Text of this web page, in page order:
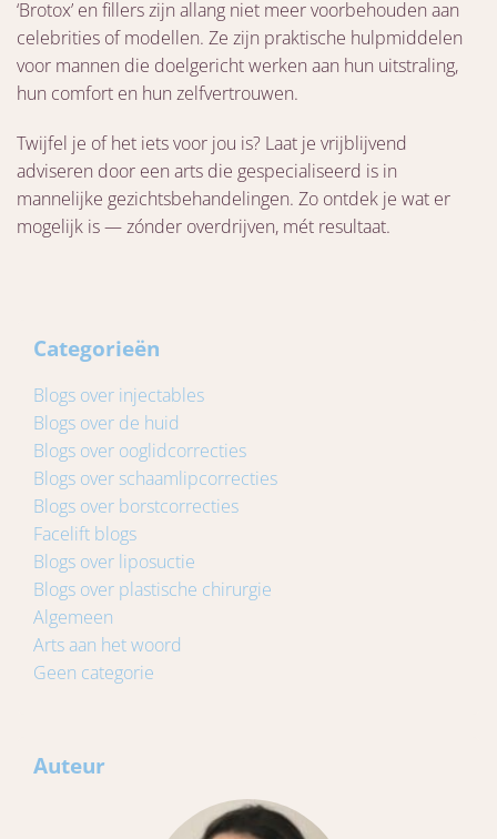
‘Brotox’ en fillers zijn allang niet meer voorbehouden aan
celebrities of modellen. Ze zijn praktische hulpmiddelen
voor mannen die doelgericht werken aan hun uitstraling,
hun comfort en hun zelfvertrouwen.
Twijfel je of het iets voor jou is? Laat je vrijblijvend
adviseren door een arts die gespecialiseerd is in
mannelijke gezichtsbehandelingen. Zo ontdek je wat er
mogelijk is — zónder overdrijven, mét resultaat.
Categorieën
Blogs over injectables
Blogs over de huid
Blogs over ooglidcorrecties
Blogs over schaamlipcorrecties
Blogs over borstcorrecties
Facelift blogs
Blogs over liposuctie
Blogs over plastische chirurgie
Algemeen
Arts aan het woord
Geen categorie
Auteur